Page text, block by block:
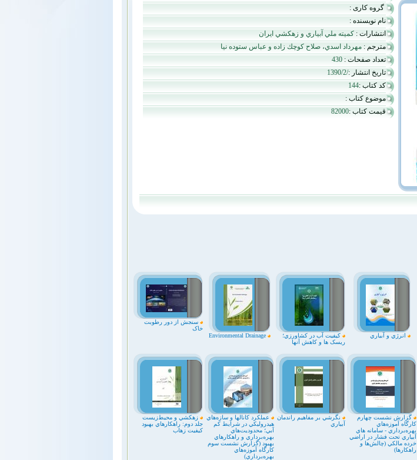
گروه کاری :
نام نویسنده :
انتشارات : كميته ملي آبياري و زهكشي ايران
مترجم : مهرداد اسدي، صلاح كوچك زاده و عباس ستوده نيا
تعداد صفحات : 430
تاریخ انتشار :1390/2/
کد کتاب :144
موضوع کتاب :
قیمت کتاب :82000
سنجش از دور رطوبت
خاک
Environmental Drainage
کيفيت آب در کشاورزي؛
ريسک ها و کاهش آنها
انرژي و آبياري
زهکشي و محيط‌زيست
جلد دوم: راهکارهاي بهبود
کيفيت زهاب
عملکرد کانالها و سازه‌هاي
هيدروليکي در شرايط کم
آبي؛ محدوديت‌هاي
بهره‌برداري و راهکارهاي
بهبود (گزارش نشست سوم
کارگاه آموزه‌هاي
بهره‌برداري)
نگرشي بر مفاهيم راندمان
آبياري
گزارش نشست چهارم
کارگاه آموزه‌هاي
بهره‌برداري - سامانه هاي
آبياري تحت فشار در اراضي
خرده مالکي (چالش‌ها و
راهکارها)